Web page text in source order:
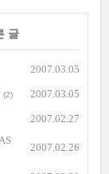
글
2007.03.05
(2) 2007.03.05
2007.02.27
2007.02.26